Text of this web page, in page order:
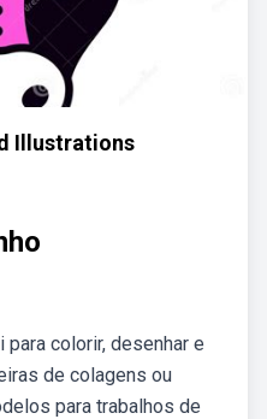
Illustrations
colorir, desenhar e
de colagens ou
para trabalhos de